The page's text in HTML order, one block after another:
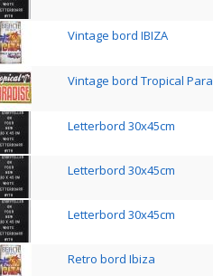
Vintage bord IBIZA
Vintage bord Tropical
Letterbord 30x45cm
Letterbord 30x45cm
Letterbord 30x45cm
Retro bord Ibiza